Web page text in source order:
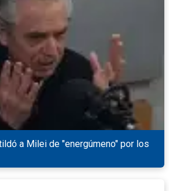
a Milei de "energúmeno" por los